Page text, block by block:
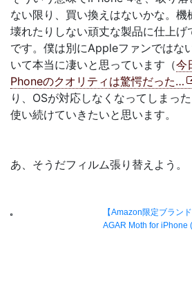
ない限り、買い換えはないかな。機
壊れたりしない頑丈な製品に仕上
です。僕は別にAppleファンではな
いて本当に凄いと思っています（今
Phoneのクオリティは驚愕だった…
り、OSが対応しなくなってしまっ
使い続けていきたいと思います。
あ、そうだフィルム張り替えよう。